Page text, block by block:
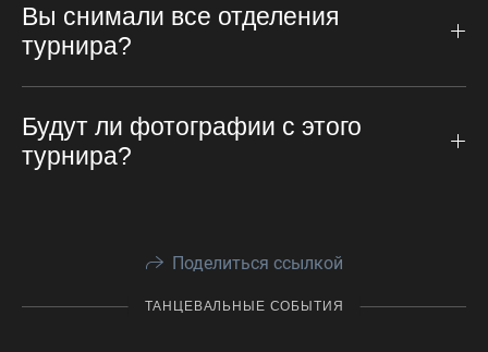
Вы снимали все отделения
турнира?
Будут ли фотографии с этого
турнира?
Поделиться ссылкой
ТАНЦЕВАЛЬНЫЕ СОБЫТИЯ